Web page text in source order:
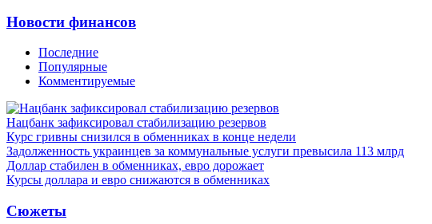
Новости финансов
Последние
Популярные
Комментируемые
Нацбанк зафиксировал стабилизацию резервов
Курс гривны снизился в обменниках в конце недели
Задолженность украинцев за коммунальные услуги превысила 113 млрд
Доллар стабилен в обменниках, евро дорожает
Курсы доллара и евро снижаются в обменниках
Сюжеты